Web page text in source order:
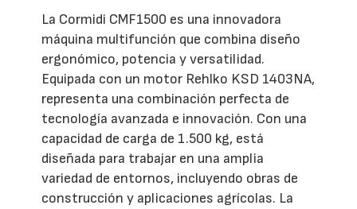
La Cormidi CMF1500 es una innovadora
máquina multifunción que combina diseño
ergonómico, potencia y versatilidad.
Equipada con un motor Rehlko KSD 1403NA,
representa una combinación perfecta de
tecnología avanzada e innovación. Con una
capacidad de carga de 1.500 kg, está
diseñada para trabajar en una amplia
variedad de entornos, incluyendo obras de
construcción y aplicaciones agrícolas. La